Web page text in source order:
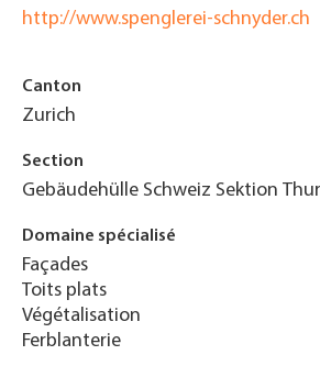
http://www.spenglerei-schnyder.ch
Canton
Zurich
Section
Gebäudehülle Schweiz Sektion
Domaine spécialisé
Façades
Toits plats
Végétalisation
Ferblanterie